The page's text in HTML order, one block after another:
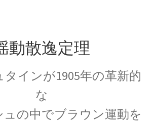
20世紀生まれの
物理学者の纏め
動散逸定理
インが1905年の革新的
な
の中でブラウン運動を